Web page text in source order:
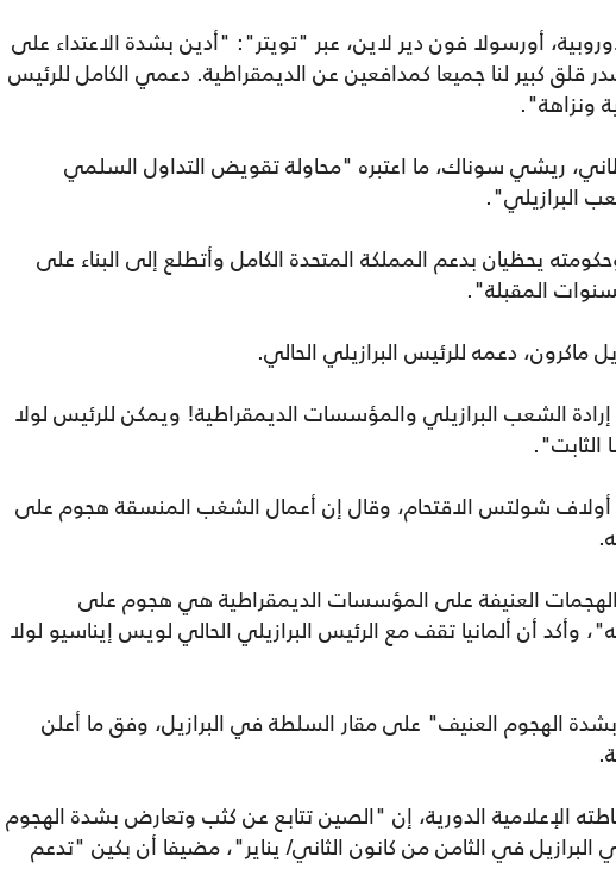
أورسولا فون دير لاين، عبر "تويتر": "أدين بشدة الاعتداء على
قلق كبير لنا جميعا كمدافعين عن الديمقراطية. دعمي الكامل للرئيس
ونزاهة".
ريشي سوناك، ما اعتبره "محاولة تقويض التداول السلمي
البرازيلي".
يحظيان بدعم المملكة المتحدة الكامل وأتطلع إلى البناء على
المقبلة".
ماكرون، دعمه للرئيس البرازيلي الحالي.
الشعب البرازيلي والمؤسسات الديمقراطية! ويمكن للرئيس لولا
الثابت".
أولاف شولتس الاقتحام، وقال إن أعمال الشغب المنسقة هجوم على
العنيفة على المؤسسات الديمقراطية هي هجوم على
وأكد أن ألمانيا تقف مع الرئيس البرازيلي الحالي لويس إيناسيو لولا
الهجوم العنيف" على مقار السلطة في البرازيل، وفق ما أعلن
الإعلامية الدورية، إن "الصين تتابع عن كثب وتعارض بشدة الهجوم
في الثامن من كانون الثاني/ يناير"، مضيفا أن بكين "تدعم